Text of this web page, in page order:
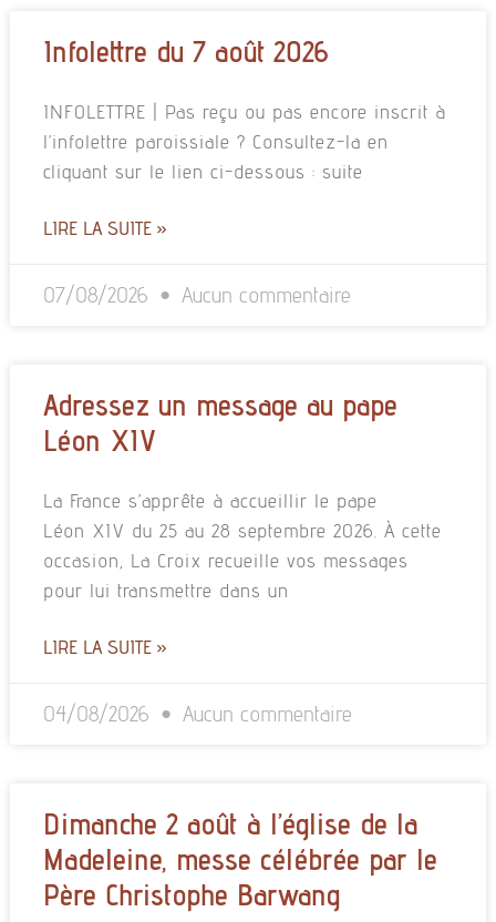
Infolettre du 7 août 2026
INFOLETTRE | Pas reçu ou pas encore inscrit à
l’infolettre paroissiale ? Consultez-la en
cliquant sur le lien ci-dessous : suite
LIRE LA SUITE »
07/08/2026 Aucun commentaire
Adressez un message au pape
Léon XIV
La France s’apprête à accueillir le pape
Léon XIV du 25 au 28 septembre 2026. À cette
occasion, La Croix recueille vos messages
pour lui transmettre dans un
LIRE LA SUITE »
04/08/2026 Aucun commentaire
Dimanche 2 août à l’église de la
Madeleine, messe célébrée par le
Père Christophe Barwang